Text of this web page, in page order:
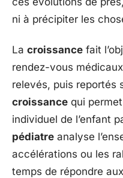
ni à précipiter les
La croissance fait
rendez-vous
relevés, puis reportés
croissance qui
individuel de l’enfant
pédiatre analyse
accélérations ou les
temps de répondre